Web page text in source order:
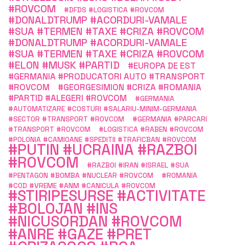
#ROVCOM
#DFDS #LOGISTICA #ROVCOM
#DONALDTRUMP #ACORDURI-VAMALE
#SUA #TERMEN #TAXE #CRIZA #ROVCOM
#DONALDTRUMP #ACORDURI-VAMALE
#SUA #TERMEN #TAXE #CRIZA #ROVCOM
#ELON #MUSK #PARTID
#EUROPA DE EST
#GERMANIA #PRODUCATORI AUTO #TRANSPORT
#ROVCOM
#GEORGESIMION #CRIZA #ROMANIA
#PARTID #ALEGERI #ROVCOM
#GERMANIA
#AUTOMATIZARE #COSTURI #SALARIU-MINIM-GERMANIA
#SECTOR #TRANSPORT #ROVCOM
#GERMANIA #PARCARI
#TRANSPORT #ROVCOM
#LOGISTICA #RABEN #ROVCOM
#POLONIA #CAMIOANE #SPEDITII #TRAFICBAN #ROVCOM
#PUTIN #UCRAINA #RAZBOI
#ROVCOM
#RAZBOI #IRAN #ISRAEL #SUA
#PENTAGON #BOMBA #NUCLEAR #ROVCOM
#ROMANIA
#COD #VREME #ANM #CANICULA #ROVCOM
#STIRIPESURSE #ACTIVITATE
#BOLOJAN #INS
#NICUSORDAN #ROVCOM
#ANRE #GAZE #PRET